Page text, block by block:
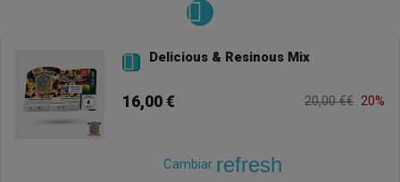
 Delicious & Resinous Mix
16,00 € 20,00 €€ 20%
Cambiar refresh